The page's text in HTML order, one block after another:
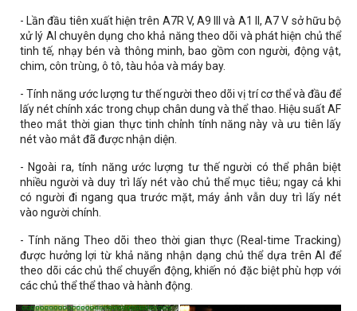
- Lần đầu tiên xuất hiện trên A7R V, A9 III và A1 II, A7 V sở hữu bộ
xử lý AI chuyên dụng cho khả năng theo dõi và phát hiện chủ thể
tinh tế, nhạy bén và thông minh, bao gồm con người, động vật,
chim, côn trùng, ô tô, tàu hỏa và máy bay.
- Tính năng ước lượng tư thế người theo dõi vị trí cơ thể và đầu để
lấy nét chính xác trong chụp chân dung và thể thao. Hiệu suất AF
theo mắt thời gian thực tinh chỉnh tính năng này và ưu tiên lấy
nét vào mắt đã được nhận diện.
- Ngoài ra, tính năng ước lượng tư thế người có thể phân biệt
nhiều người và duy trì lấy nét vào chủ thể mục tiêu; ngay cả khi
có người đi ngang qua trước mặt, máy ảnh vẫn duy trì lấy nét
vào người chính.
- Tính năng Theo dõi theo thời gian thực (Real-time Tracking)
được hưởng lợi từ khả năng nhận dạng chủ thể dựa trên AI để
theo dõi các chủ thể chuyển động, khiến nó đặc biệt phù hợp với
các chủ thể thể thao và hành động.